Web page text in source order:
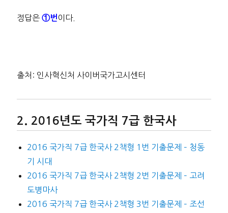
정답은①번 이다.
출처: 인사혁신처 사이버국가고시센터
2016년도 국가직 7급 한국사
2016 국가직 7급 한국사 2책형 1번 기출문제 – 청동
기 시대
2016 국가직 7급 한국사 2책형 2번 기출문제 – 고려
도병마사
2016 국가직 7급 한국사 2책형 3번 기출문제 – 조선